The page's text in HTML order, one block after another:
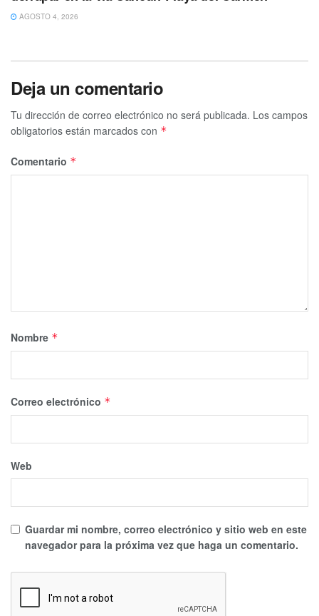
AGOSTO 4, 2026
Deja un comentario
Tu dirección de correo electrónico no será publicada. Los campos
obligatorios están marcados con *
Comentario *
Nombre *
Correo electrónico *
Web
Guardar mi nombre, correo electrónico y sitio web en este
navegador para la próxima vez que haga un comentario.